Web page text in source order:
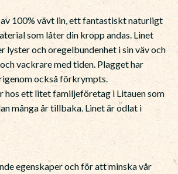
100% vävt lin, ett fantastiskt naturligt
som låter din kropp andas. Linet
lyster och oregelbundenhet i sin väv och
vackrare med tiden. Plagget har
också förkrympts.
hos ett litet familjeföretag i Litauen som
många år tillbaka. Linet är odlat i
egenskaper och för att minska vår